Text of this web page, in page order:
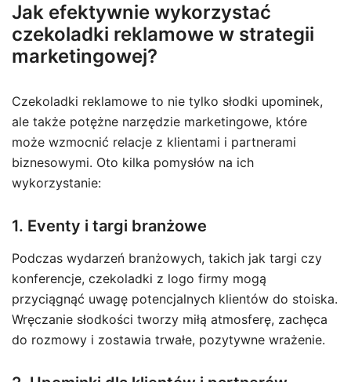
Jak efektywnie wykorzystać
czekoladki reklamowe w strategii
marketingowej?
Czekoladki reklamowe to nie tylko słodki upominek,
ale także potężne narzędzie marketingowe, które
może wzmocnić relacje z klientami i partnerami
biznesowymi. Oto kilka pomysłów na ich
wykorzystanie:
1. Eventy i targi branżowe
Podczas wydarzeń branżowych, takich jak targi czy
konferencje, czekoladki z logo firmy mogą
przyciągnąć uwagę potencjalnych klientów do stoiska.
Wręczanie słodkości tworzy miłą atmosferę, zachęca
do rozmowy i zostawia trwałe, pozytywne wrażenie.